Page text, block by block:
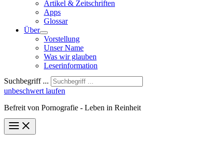
Artikel & Zeitschriften
Apps
Glossar
Über
Vorstellung
Unser Name
Was wir glauben
Leser­infor­mation
Suchbegriff ...
unbeschwert laufen
Befreit von Pornografie - Leben in Reinheit